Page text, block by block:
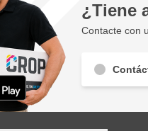
¿Tiene
Contacte con